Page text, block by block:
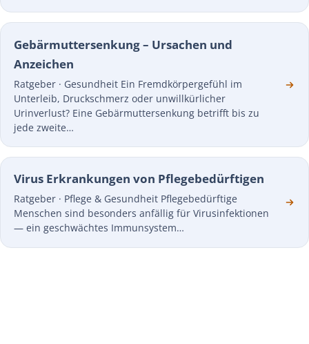
Gebärmuttersenkung – Ursachen und
Anzeichen
Ratgeber · Gesundheit Ein Fremdkörpergefühl im
Unterleib, Druckschmerz oder unwillkürlicher
Urinverlust? Eine Gebärmuttersenkung betrifft bis zu
jede zweite…
Virus Erkrankungen von Pflegebedürftigen
Ratgeber · Pflege & Gesundheit Pflegebedürftige
Menschen sind besonders anfällig für Virusinfektionen
— ein geschwächtes Immunsystem…